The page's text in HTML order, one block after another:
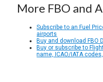
More FBO and
Subscribe to an Fuel
airports
Buy and download FBO
Buy or subscribe to
name, ICAO/IATA